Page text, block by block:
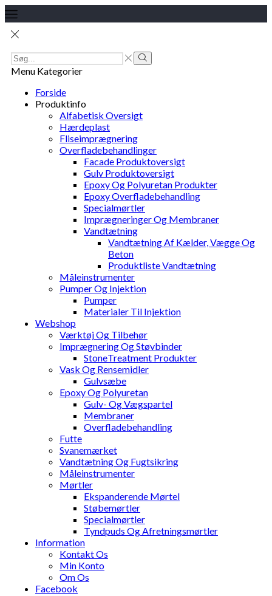
Search
Input
Search
Menu Kategorier
Forside
Produktinfo
Alfabetisk Oversigt
Hærdeplast
Fliseimprægnering
Overfladebehandlinger
Facade Produktoversigt
Gulv Produktoversigt
Epoxy Og Polyuretan Produkter
Epoxy Overfladebehandling
Specialmørtler
Imprægneringer Og Membraner
Vandtætning
Vandtætning Af Kælder, Vægge Og
Beton
Produktliste Vandtætning
Måleinstrumenter
Pumper Og Injektion
Pumper
Materialer Til Injektion
Webshop
Værktøj Og Tilbehør
Imprægnering Og Støvbinder
StoneTreatment Produkter
Vask Og Rensemidler
Gulvsæbe
Epoxy Og Polyuretan
Gulv- Og Vægspartel
Membraner
Overfladebehandling
Futte
Svanemærket
Vandtætning Og Fugtsikring
Måleinstrumenter
Mørtler
Ekspanderende Mørtel
Støbemørtler
Specialmørtler
Tyndpuds Og Afretningsmørtler
Information
Kontakt Os
Min Konto
Om Os
Facebook